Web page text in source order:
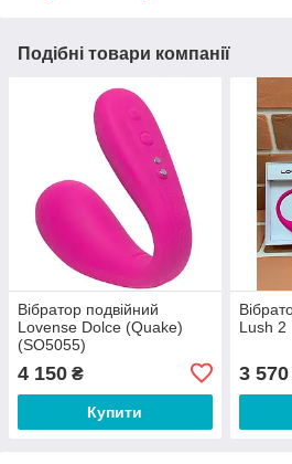
Подібні товари компанії
Вібратор подвійний
Lovense Dolce (Quake)
(SO5055)
4 150 ₴
Купити
Lush 2
3 570